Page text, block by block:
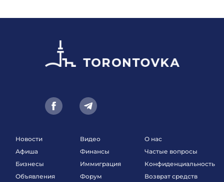
Новости
Афиша
Бизнесы
Объявления
Видео
Финансы
Иммиграция
Форум
О нас
Частые вопросы
Конфиденциальность
Возврат средств